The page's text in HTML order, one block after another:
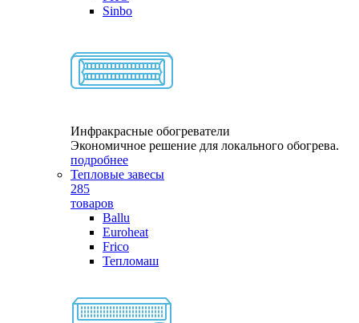
Sinbo
Инфракрасные обогреватели
Экономичное решение для локального обогрева.
подробнее
Тепловые завесы
285
товаров
Ballu
Euroheat
Frico
Тепломаш